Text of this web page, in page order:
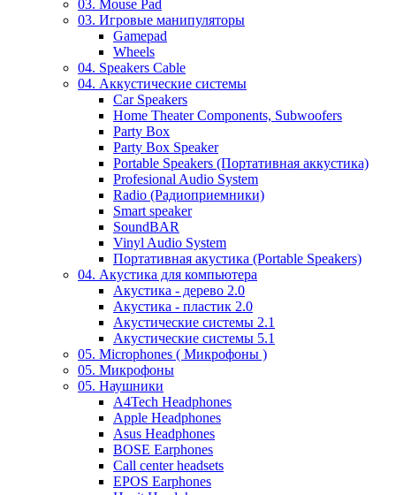
03. Mouse Pad
03. Игровые манипуляторы
Gamepad
Wheels
04. Speakers Cable
04. Аккустические системы
Car Speakers
Home Theater Components, Subwoofers
Party Box
Party Box Speaker
Portable Speakers (Портативная аккустика)
Profesional Audio System
Radio (Радиоприемники)
Smart speaker
SoundBAR
Vinyl Audio System
Портативная акустика (Portable Speakers)
04. Акустика для компьютера
Акустика - дерево 2.0
Акустика - пластик 2.0
Акустические системы 2.1
Акустические системы 5.1
05. Microphones ( Микрофоны )
05. Микрофоны
05. Наушники
A4Tech Headphones
Apple Headphones
Asus Headphones
BOSE Earphones
Call center headsets
EPOS Earphones